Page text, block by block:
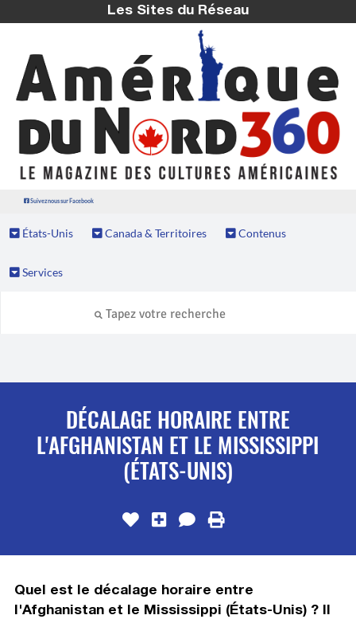
Les Sites du Réseau
Suivez nous sur Facebook
États-Unis Canada & Territoires Contenus
Services
DÉCALAGE HORAIRE ENTRE
L'AFGHANISTAN ET LE MISSISSIPPI
(ÉTATS-UNIS)
Quel est le décalage horaire entre
l'Afghanistan et le Mississippi (États-Unis) ? Il